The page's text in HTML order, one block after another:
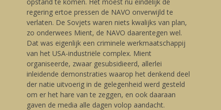
regering ertoe pressen de NAVO onverwijld te
verlaten. De Sovjets waren niets kwalijks van plan,
zo onderwees Mient, de NAVO daarentegen wel.
Dat was eigenlijk een criminele werkmaatschappij
van het USA-industriële complex. Mient
organiseerde, zwaar gesubsidieerd, allerlei
inleidende demonstraties waarop het denkend deel
der natie uitvoerig in de gelegenheid werd gesteld
om er het hare van te zeggen, en ook daaraan
gaven de media alle dagen volop aandacht.